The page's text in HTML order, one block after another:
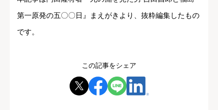
第一原発の五〇〇日』まえがきより、抜粋編集したもの
です。
この記事をシェア